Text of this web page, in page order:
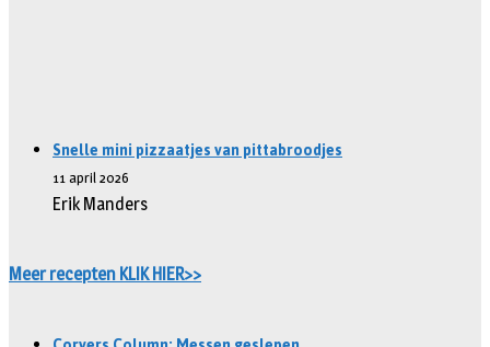
Snelle mini pizzaatjes van pittabroodjes
11 april 2026
Erik Manders
Meer recepten KLIK HIER>>